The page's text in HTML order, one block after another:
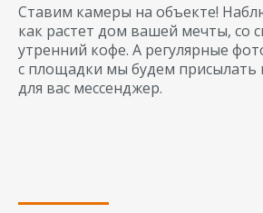
Ставим камеры на объекте!
как растет дом вашей мечты, со
утренний кофе. А регулярные
с площадки мы будем
для вас мессенджер.